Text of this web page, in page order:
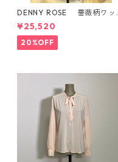
DENNY ROSE 薔薇柄ワッ
ン付き デザインデニム
¥25,520
20%OFF